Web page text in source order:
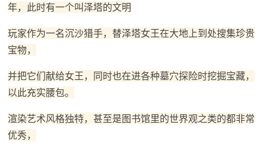
年，此时有一个叫泽塔的文明
玩家作为一名沉沙猎手，替泽塔女王在大地上到处搜集珍贵
宝物，
并把它们献给女王，同时也在进各种墓穴探险时挖掘宝藏，
以此充实腰包。
渲染艺术风格独特，甚至是图书馆里的世界观之类的都非常
优秀，